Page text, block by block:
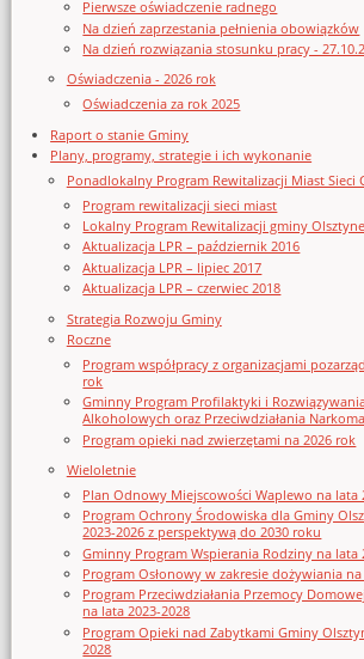
Pierwsze oświadczenie radnego
Na dzień zaprzestania pełnienia obowiązków
Na dzień rozwiązania stosunku pracy -
Oświadczenia - 2026 rok
Oświadczenia za rok 2025
Raport o stanie Gminy
Plany, programy, strategie i ich wykonanie
Ponadlokalny Program Rewitalizacji Miast Sieci
Program rewitalizacji sieci miast
Lokalny Program Rewitalizacji gminy
Aktualizacja LPR – październik 2016
Aktualizacja LPR – lipiec 2017
Aktualizacja LPR – czerwiec 2018
Strategia Rozwoju Gminy
Roczne
Program współpracy z organizacjami
rok
Gminny Program Profilaktyki i
Alkoholowych oraz Przeciwdziałania
Program opieki nad zwierzętami na 2026 rok
Wieloletnie
Plan Odnowy Miejscowości Waplewo na lata
Program Ochrony Środowiska dla Gminy
2023-2026 z perspektywą do 2030 roku
Gminny Program Wspierania Rodziny na lata
Program Osłonowy w zakresie dożywiania
Program Przeciwdziałania Przemocy
na lata 2023-2028
Program Opieki nad Zabytkami Gminy
2028